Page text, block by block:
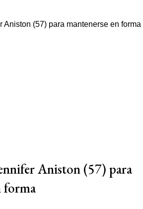
Aniston (57) para
forma